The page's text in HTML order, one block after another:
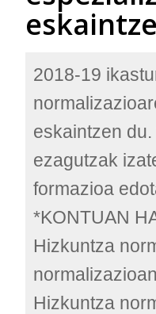
2018-19
eskaintzen
ezagutzak
formazioa
*KONTUAN
Hizkuntza
Hizkuntza